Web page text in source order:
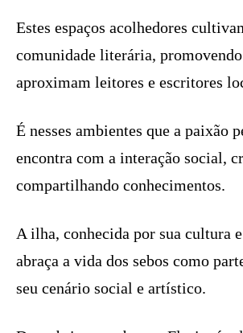
Estes espaços acolhedores
comunidade literária,
aproximam leitores e escritores
É nesses ambientes que a paixão
encontra com a interação social,
compartilhando conhecimentos.
A ilha, conhecida por sua cultura
abraça a vida dos sebos como
seu cenário social e artístico.